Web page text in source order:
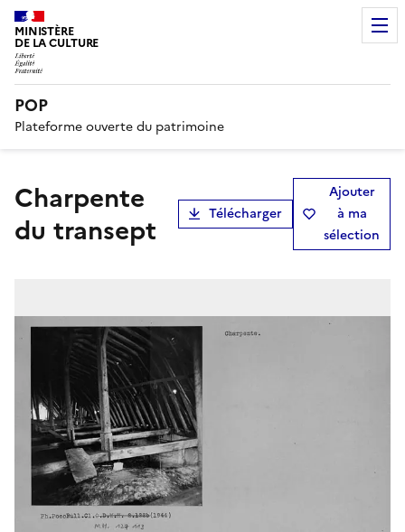
MINISTÈRE
DE LA CULTURE
POP
Plateforme ouverte du patrimoine
Charpente
du transept
Télécharger
Ajouter
à ma
sélection